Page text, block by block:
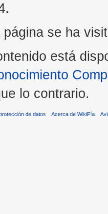
página se ha
está
lo contrario.
de datos Acerca de WikiPía